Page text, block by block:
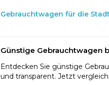
Gebrauchtwagen für die
Günstige Gebrauchtwagen
Entdecken Sie günstige
und transparent. Jetzt